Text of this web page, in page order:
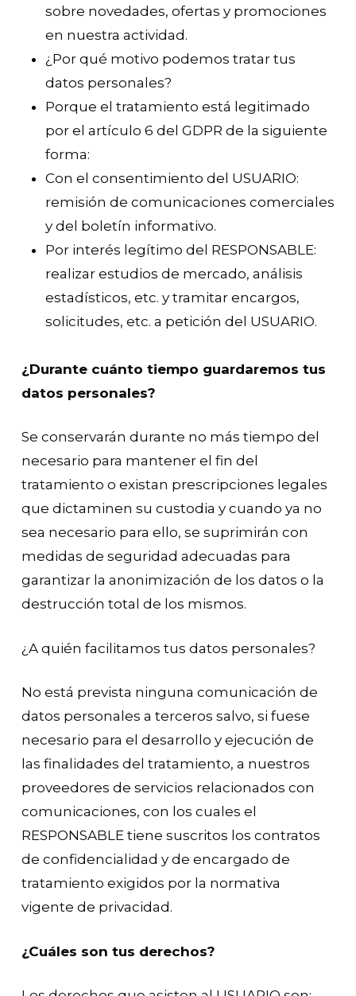
sobre novedades, ofertas y promociones
en nuestra actividad.
¿Por qué motivo podemos tratar tus
datos personales?
Porque el tratamiento está legitimado
por el artículo 6 del GDPR de la siguiente
forma:
Con el consentimiento del USUARIO:
remisión de comunicaciones comerciales
y del boletín informativo.
Por interés legítimo del RESPONSABLE:
realizar estudios de mercado, análisis
estadísticos, etc. y tramitar encargos,
solicitudes, etc. a petición del USUARIO.
¿Durante cuánto tiempo guardaremos tus
datos personales?
Se conservarán durante no más tiempo del
necesario para mantener el fin del
tratamiento o existan prescripciones legales
que dictaminen su custodia y cuando ya no
sea necesario para ello, se suprimirán con
medidas de seguridad adecuadas para
garantizar la anonimización de los datos o la
destrucción total de los mismos.
¿A quién facilitamos tus datos personales?
No está prevista ninguna comunicación de
datos personales a terceros salvo, si fuese
necesario para el desarrollo y ejecución de
las finalidades del tratamiento, a nuestros
proveedores de servicios relacionados con
comunicaciones, con los cuales el
RESPONSABLE tiene suscritos los contratos
de confidencialidad y de encargado de
tratamiento exigidos por la normativa
vigente de privacidad.
¿Cuáles son tus derechos?